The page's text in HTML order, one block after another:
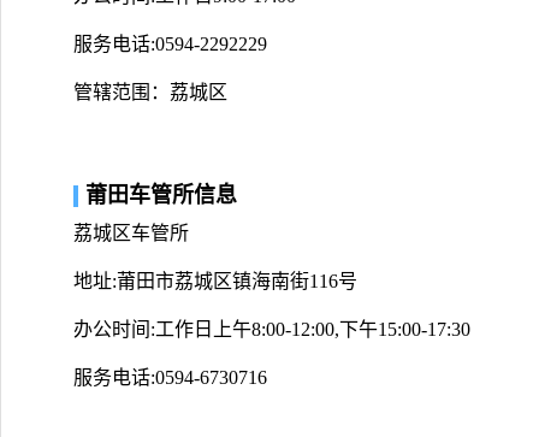
服务电话:0594-2292229
管辖范围：荔城区
莆田车管所信息
荔城区车管所
地址:莆田市荔城区镇海南街116号
办公时间:工作日上午8:00-12:00,下午15:00-17:30
服务电话:0594-6730716